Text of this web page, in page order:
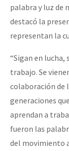
palabra y luz de
destacó la
representan la
“Sigan en lucha,
trabajo. Se
colaboración de
generaciones
aprendan a
fueron las
del movimiento